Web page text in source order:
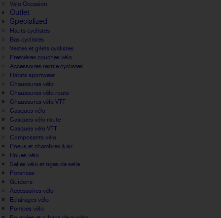
Vélo Occasion
Outlet
Specialized
Hauts cyclistes
Bas cyclistes
Vestes et gilets cyclistes
Premières couches vélo
Accessoires textile cyclistes
Habits sportwear
Chaussures vélo
Chaussures vélo route
Chaussures vélo VTT
Casques vélo
Casques vélo route
Casques vélo VTT
Composants vélo
Pneus et chambres à air
Roues vélo
Selles vélo et tiges de selle
Potences
Guidons
Accessoires vélo
Eclairages vélo
Pompes vélo